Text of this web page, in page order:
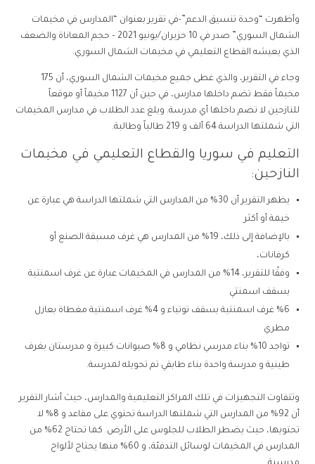
وأظهرت “وحدة تنسيق الدعم”-في تقرير بعنوان “المدارس في مخيمات
الشمال السوري” صدر في 10 حزيران/يونيو 2021 – حجم المعاناة والضعف
الذي يعيشه القطاع التعليمي في مخيمات الشمال السوري.
وجاء في التقرير، والذي غطى جميع مخيمات الشمال السوري، أن 175
مخيماً فقط تضم داخلها مدارس، في حين أن 1127 مخيماً أو موقعاً
للنازحين لا تضم داخلها أي مدرسة. وبلغ عدد الطلاب في مدارس المخيمات
التي شملتها الدراسة 64 ألف و 219 طالباً وطالبة.
التعليم في سوريا والقطاع التعليمي في مخيمات
النازحين:
يظهر التقرير أن 30% من المدارس التي شملتها الدراسة هي عبارة عن
خيمة أو أكثر
بالإضافة إلى ذلك، 19% من المدارس هي غرف مسبقة الصنع أو
كرفانات،
وفقًا للتقرير، 14% من المدارس في المخيمات عبارة عن غرف اسمنتية
بسقف اسمنتي
%6 غرف اسمنتية بسقف توتياء و 4% غرف اسمنتية مغطاة بعازل
مطري
تواجد 10% بناء مدرسي نظامي و 8% صيوانات كبيرة و مدرستان بغرف
طينية و مدرسة واحدة بناء طابقي تم تحويله لمدرسة.
وتتفاوت التجهيزات في تلك المراكز التعليمية والمدارس، حيث أشار التقرير
أن 92% من المدارس التي شملتها الدراسة تحتوي على مقاعد و 8% لا
تحتويها، حيث يضطر الطلاب للجلوس على الأرض. كما تحتاج 62% من
المدارس في المخيمات لوسائل التدفئة، و 60% منها يحتاج لألواح